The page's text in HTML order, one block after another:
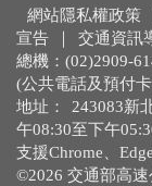
網站隱私權政策
宣告
｜ 交通資訊
總機：(02)2909-
(公共電話及預付
地址：
243083新
午08:30至下午
支援Chrome、
©2026 交通部高